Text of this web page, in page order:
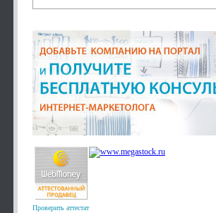
Проверить аттестат